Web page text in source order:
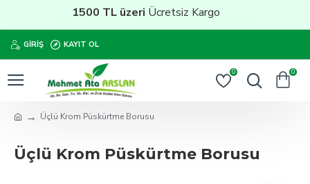
1500 TL üzeriÜcretsiz Kargo
GIRIŞ KAYIT OL
0 0
Üçlü Krom Püskürtme Borusu
Üçlü Krom Püskürtme Borusu